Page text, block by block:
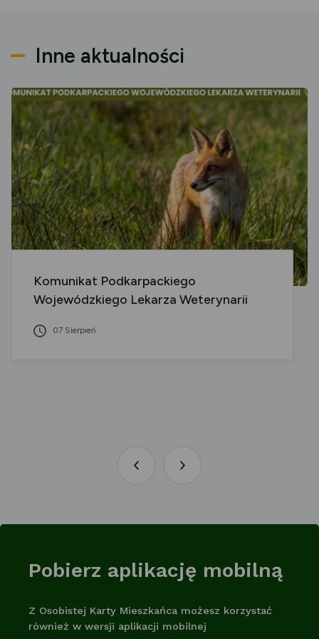
Inne aktualności
Komunikat Podkarpackiego
Wojewódzkiego Lekarza Weterynarii
07 Sierpień
PoprzedniaNastępna
Pobierz aplikację mobilną
Z Osobistej Karty Mieszkańca możesz korzystać
również w wersji aplikacji mobilnej